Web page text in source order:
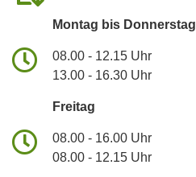
Montag bis Donnerstag
08.00 - 12.15 Uhr
13.00 - 16.30 Uhr
Freitag
08.00 - 16.00 Uhr
08.00 - 12.15 Uhr